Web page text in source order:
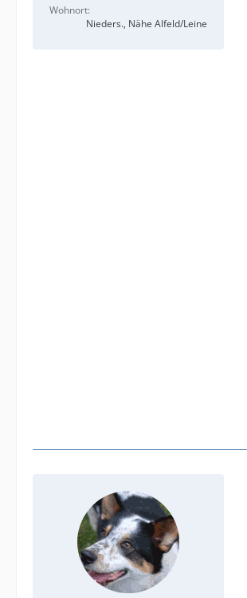
Wohnort
Nieders., Nähe Alfeld/Leine